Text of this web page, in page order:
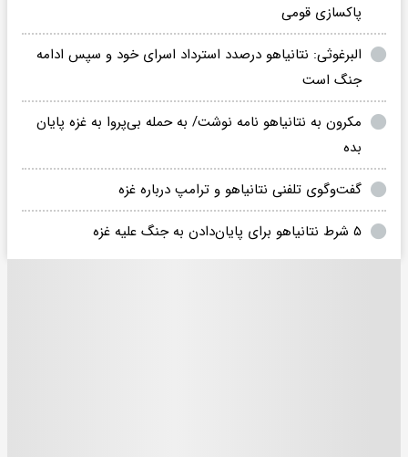
پاکسازی قومی
البرغوثی: نتانیاهو درصدد استرداد اسرای خود و سپس ادامه
جنگ است
مکرون به نتانیاهو نامه نوشت/ به حمله بی‌پروا به غزه پایان
بده
گفت‌وگوی تلفنی نتانیاهو و ترامپ درباره غزه
۵ شرط نتانیاهو برای پایان‌دادن به جنگ علیه غزه